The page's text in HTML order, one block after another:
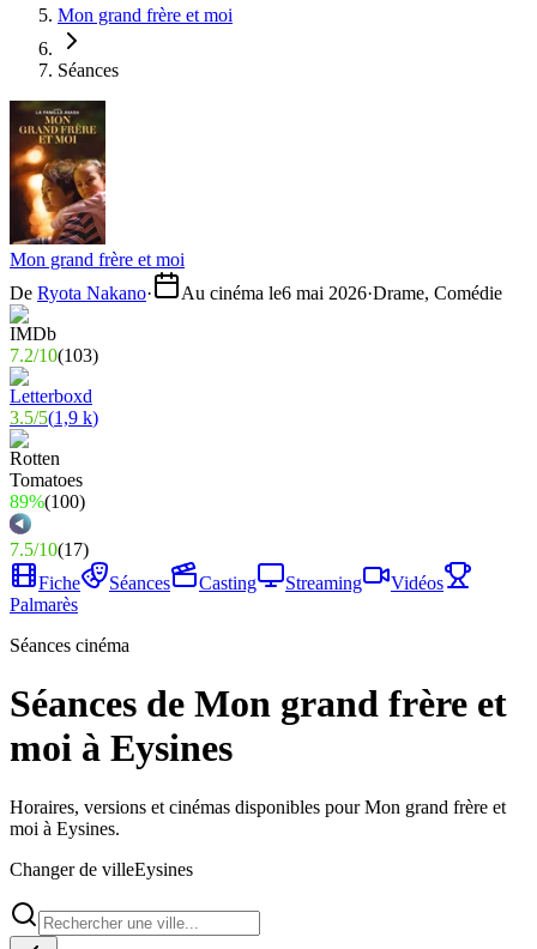
Mon grand frère et moi
Séances
Mon grand frère et moi
De Ryota Nakano· Au cinéma le6 mai 2026·Drame, Comédie
7.2/10(103)
3.5/5(1,9 k)
89%(100)
7.5/10(17)
Fiche
Séances Casting Streaming
Vidéos
Palmarès
Séances cinéma
Séances de Mon grand frère et
moi à Eysines
Horaires, versions et cinémas disponibles pour Mon grand frère et
moi à Eysines.
Changer de villeEysines